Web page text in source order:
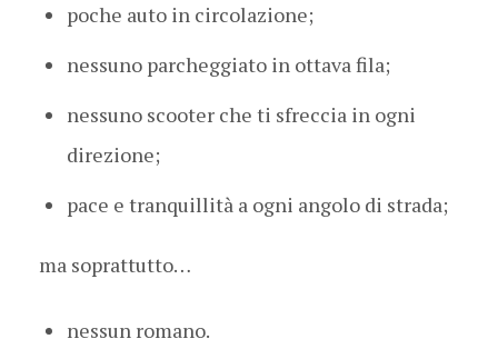
poche auto in circolazione;
nessuno parcheggiato in ottava fila;
nessuno scooter che ti sfreccia in ogni
direzione;
pace e tranquillità a ogni angolo di strada;
ma soprattutto…
nessun romano.